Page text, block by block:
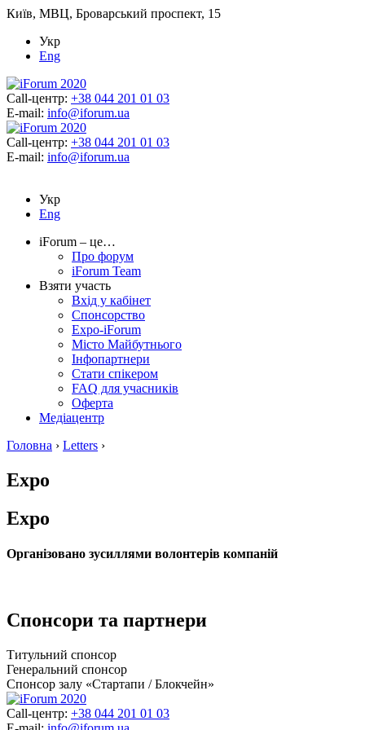
Київ, МВЦ, Броварський проспект, 15
Укр
Eng
Call-центр: +38 044 201 01 03
E-mail: info@iforum.ua
Call-центр: +38 044 201 01 03
E-mail: info@iforum.ua
Укр
Eng
iForum – це…
Про форум
iForum Team
Взяти участь
Вхід у кабінет
Спонсорство
Expo-iForum
Місто Майбутнього
Інфопартнери
Стати спікером
FAQ для учасників
Оферта
Медіацентр
Головна › Letters ›
Expo
Expo
Організовано зусиллями волонтерів компаній
Спонсори та партнери
Титульний спонсор
Генеральний спонсор
Спонсор залу «Стартапи / Блокчейн»
Call-центр: +38 044 201 01 03